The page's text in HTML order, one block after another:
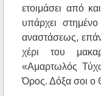
ετοιμάσει από
υπάρχει
αναστάσεως,
χέρι του
«Αμαρτωλός
Όρος. Δόξα σοι ο